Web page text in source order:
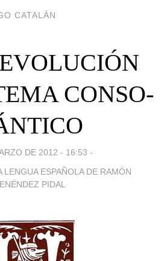
CATALÁN
CONSO­
DE 2012 - 16:53 -
LENGUA ESPAÑOLA DE RAMÓN
PIDAL